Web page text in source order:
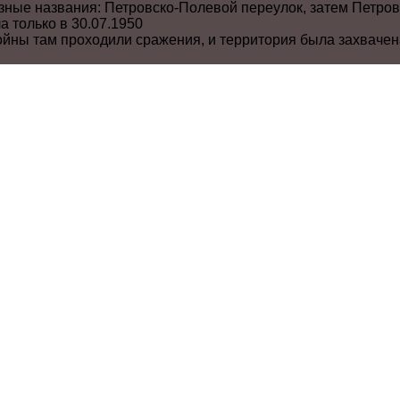
названия: Петровско-Полевой переулок, затем
только в 30.07.1950
там проходили сражения, и территория была